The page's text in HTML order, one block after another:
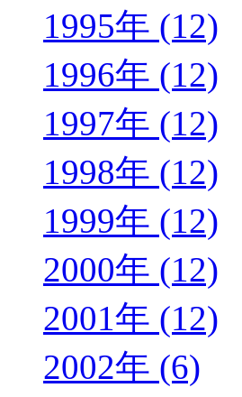
1995年 (12)
1996年 (12)
1997年 (12)
1998年 (12)
1999年 (12)
2000年 (12)
2001年 (12)
2002年 (6)